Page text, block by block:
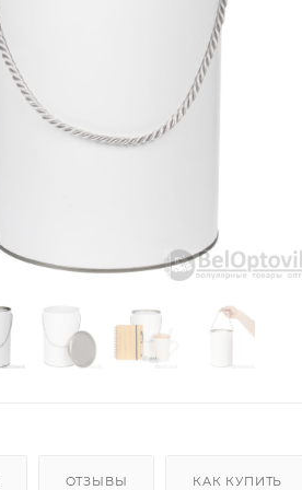
ОТЗЫВЫ КАК КУПИТЬ